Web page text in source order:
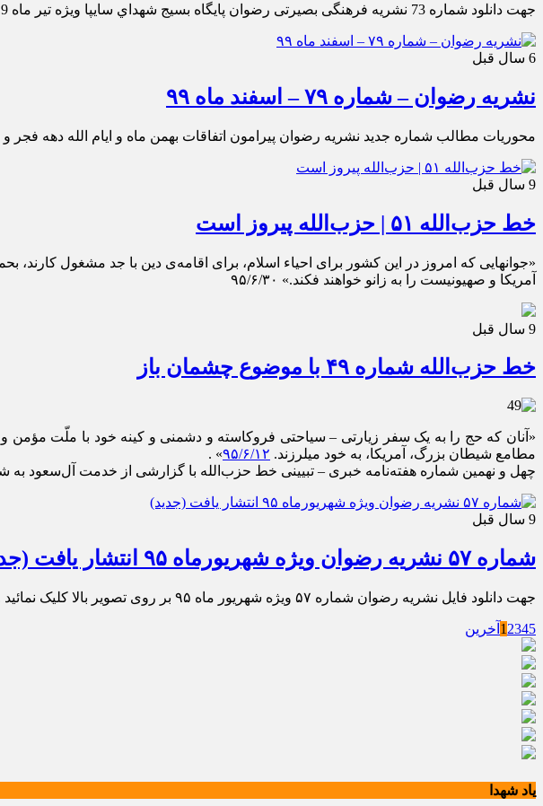
جهت دانلود شماره 73 نشریه فرهنگی بصیرتی رضوان پايگاه بسيج شهداي سايپا ویژه تير ماه ۹9 بر روی عکس کلیک نمائید.
6 سال قبل
نشریه رضوان – شماره ۷۹ – اسفند ماه ۹۹
محوريات مطالب شماره جديد نشريه رضوان پيرامون اتفاقات بهمن ماه و ايام الله دهه فجر و شهادت
9 سال قبل
خط حزب‌الله ۵۱ | حزب‌الله پیروز است
«جوانهایی که امروز در این کشور برای احیاء اسلام، برای اقامه‌ی دین با جد مشغول کارند،
آمریکا و صهیونیست را به زانو خواهند فکند.» ۹۵/۶/۳۰
9 سال قبل
خط حزب‌الله شماره ۴۹ با موضوع چشمان باز
«آنان که حج را به یک سفر زیارتی – سیاحتی فروکاسته و دشمنی و کینه خود با ملّت مؤمن و
مطامع شیطان بزرگ، آمریکا، به خود میلرزند. ۹۵/۶/۱۲» .
چهل و نهمین شماره هفته‌نامه خبری – تبیینی خط حزب‌الله با گزارشی از خدمت آل‌سعود
9 سال قبل
شماره ۵۷ نشریه رضوان ویژه شهریورماه ۹۵ انتشار یافت (جدید)
جهت دانلود فایل نشریه رضوان شماره ۵۷ ویژه شهریور ماه ۹۵ بر روی تصویر بالا کلیک نمائید .
1 2345 آخرین
یاد شهدا